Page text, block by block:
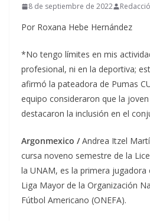
8 de septiembre de 2022
Por Roxana Hebe Hernández
*No tengo límites en mis
profesional, ni en la deportiva;
afirmó la pateadora de Pumas
equipo consideraron que la
destacaron la inclusión en el
Argonmexico /Andrea Itzel
cursa noveno semestre de la
la UNAM, es la primera
Liga Mayor de la Organización
Fútbol Americano (ONEFA).